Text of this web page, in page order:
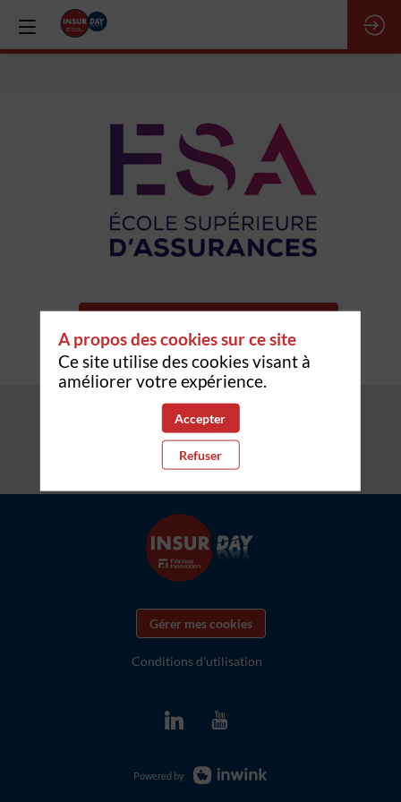
Gérer mes cookies
Conditions d'utilisation
Powered by
A propos des cookies sur ce site
Ce site utilise des cookies visant à
améliorer votre expérience.
Accepter
Refuser